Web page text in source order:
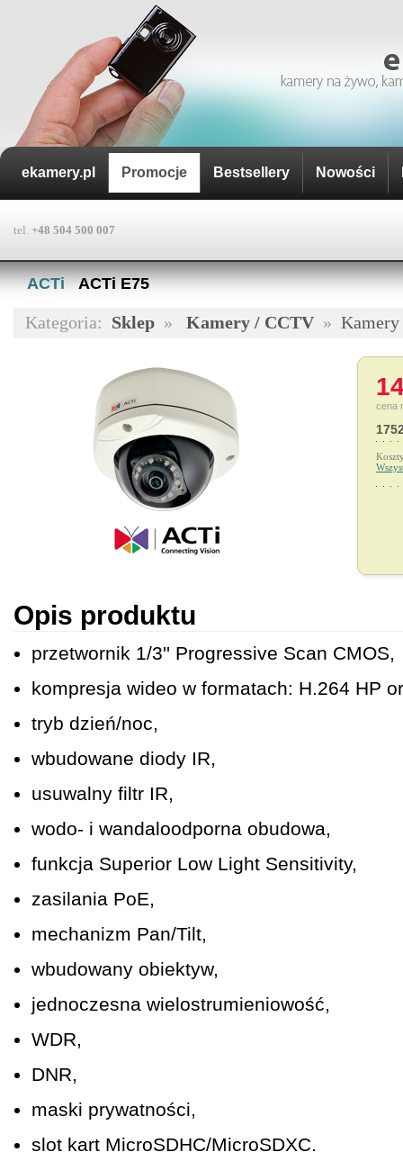
ekamery.pl Promocje Bestsellery Nowości
tel. +48 504 500 007
ACTi · ACTi E75
Kategoria: Sklep » Kamery / CCTV» Kamery
cena
Opis produktu
przetwornik 1/3'' Progressive Scan CMOS,
kompresja wideo w formatach: H.264 HP
tryb dzień/noc,
wbudowane diody IR,
usuwalny filtr IR,
wodo- i wandaloodporna obudowa,
funkcja Superior Low Light Sensitivity,
zasilania PoE,
mechanizm Pan/Tilt,
wbudowany obiektyw,
jednoczesna wielostrumieniowość,
WDR,
DNR,
maski prywatności,
slot kart MicroSDHC/MicroSDXC.